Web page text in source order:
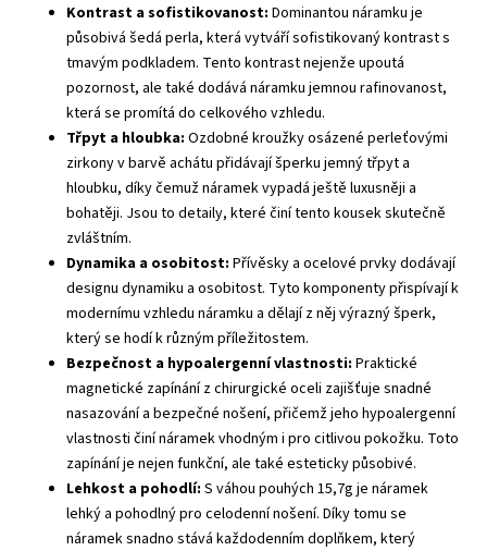
Kontrast a sofistikovanost: Dominantou náramku je
působivá šedá perla, která vytváří sofistikovaný kontrast s
tmavým podkladem. Tento kontrast nejenže upoutá
pozornost, ale také dodává náramku jemnou rafinovanost,
která se promítá do celkového vzhledu.
Třpyt a hloubka: Ozdobné kroužky osázené perleťovými
zirkony v barvě achátu přidávají šperku jemný třpyt a
hloubku, díky čemuž náramek vypadá ještě luxusněji a
bohatěji. Jsou to detaily, které činí tento kousek skutečně
zvláštním.
Dynamika a osobitost: Přívěsky a ocelové prvky dodávají
designu dynamiku a osobitost. Tyto komponenty přispívají k
modernímu vzhledu náramku a dělají z něj výrazný šperk,
který se hodí k různým příležitostem.
Bezpečnost a hypoalergenní vlastnosti: Praktické
magnetické zapínání z chirurgické oceli zajišťuje snadné
nasazování a bezpečné nošení, přičemž jeho hypoalergenní
vlastnosti činí náramek vhodným i pro citlivou pokožku. Toto
zapínání je nejen funkční, ale také esteticky působivé.
Lehkost a pohodlí: S váhou pouhých 15,7g je náramek
lehký a pohodlný pro celodenní nošení. Díky tomu se
náramek snadno stává každodenním doplňkem, který